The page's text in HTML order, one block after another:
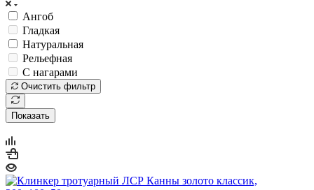
Ангоб
Гладкая
Натуральная
Рельефная
С нагарами
Очистить фильтр
Показать